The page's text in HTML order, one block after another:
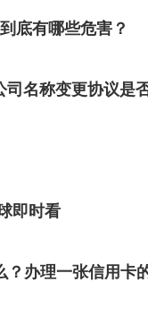
底有哪些危害？
名称变更协议是
即时看
办理一张信用卡